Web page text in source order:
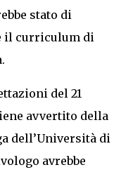
stato di
il curriculum di
del 21
avvertito della
dell’Università di
avrebbe